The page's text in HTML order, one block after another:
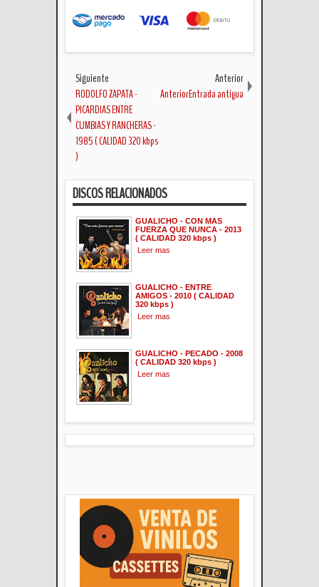
Siguiente
RODOLFO ZAPATA -
PICARDIAS ENTRE
CUMBIAS Y RANCHERAS -
1985 ( CALIDAD 320 kbps
)
Anterior
AnteriorEntrada antigua
DISCOS RELACIONADOS
GUALICHO - CON MAS
FUERZA QUE NUNCA - 2013
( CALIDAD 320 kbps )
Leer mas
GUALICHO - ENTRE
AMIGOS - 2010 ( CALIDAD
320 kbps )
Leer mas
GUALICHO - PECADO - 2008
( CALIDAD 320 kbps )
Leer mas